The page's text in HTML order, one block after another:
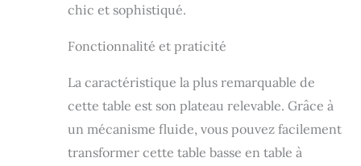
table, amortissent
le choc lorsque
plateau supérieur.
On vous offre aussi
des caches vis
autocollants.
Étagère réglable en
chic et sophistiqué.
Fonctionnalité et praticité
La caractéristique la plus remarquable de
cette table est son plateau relevable. Grâce à
un mécanisme fluide, vous pouvez facilement
transformer cette table basse en table à